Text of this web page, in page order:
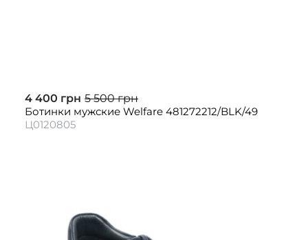
4 400 грн 5 500 грн
Ботинки мужские Welfare 481272212/BLK/49
Ц0120805